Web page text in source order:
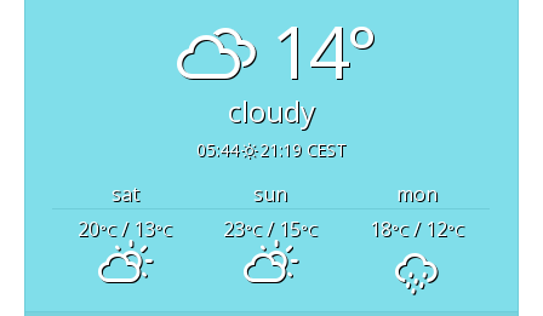
14°
cloudy
05:44 21:19 CEST
sat sun
mon
20°C/ 13°C 23°C/ 15°C 18°C/ 12°C